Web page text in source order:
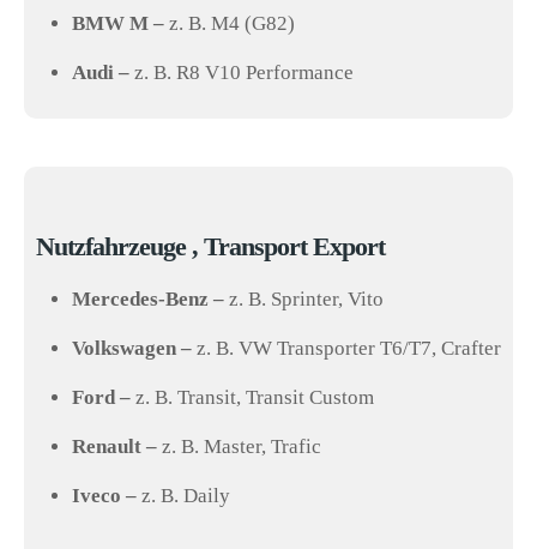
BMW M – z. B. M4 (G82)
Audi – z. B. R8 V10 Performance
Nutzfahrzeuge , Transport Export
Mercedes-Benz – z. B. Sprinter, Vito
Volkswagen – z. B. VW Transporter T6/T7, Crafter
Ford – z. B. Transit, Transit Custom
Renault – z. B. Master, Trafic
Iveco – z. B. Daily